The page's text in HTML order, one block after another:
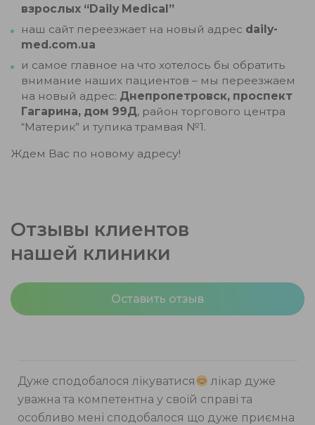
взрослых “Daily Medical”
наш сайт переезжает на новый адрес daily-
med.com.ua
и самое главное на что хотелось бы обратить
внимание наших пациентов – мы переезжаем
на новый адрес: Днепропетровск, проспект
Гагарина, дом 99Д, район торгового центра
“Материк” и тупика трамвая №1.
Ждем Вас по новому адресу!
Отзывы клиентов
нашей клиники
Оставить отзыв
Дуже сподобалося лікуватися
лікар дуже
уважна та компетентна у своїй справі та
особливо мені сподобалося що дуже приємна